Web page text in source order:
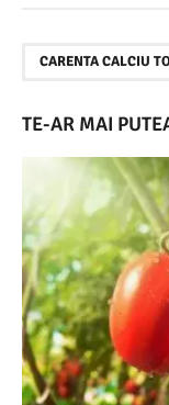
CARENTA CALCIU
TE-AR MAI